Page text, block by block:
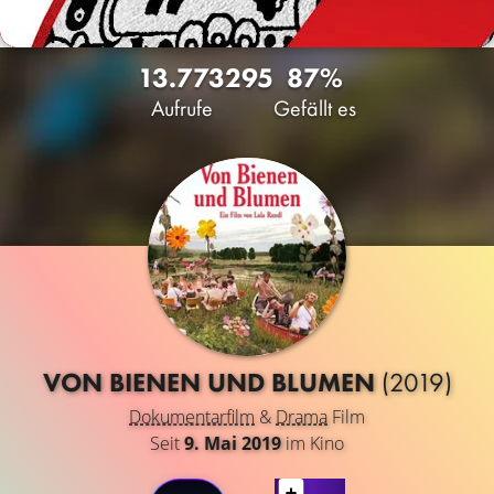
13.773
Aufrufe
295 87%
Gefällt es
VON BIENEN UND BLUMEN(2019)
Dokumentarfilm & DramaFilm
Seit9. Mai 2019im Kino